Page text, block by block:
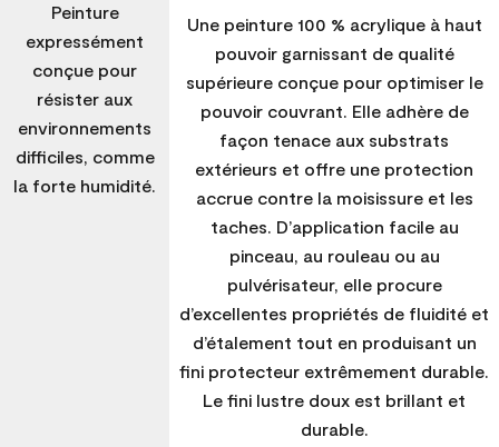
Peinture
expressément
conçue pour
résister aux
environnements
difficiles, comme
la forte humidité.
Une peinture 100 % acrylique à haut
pouvoir garnissant de qualité
supérieure conçue pour optimiser le
pouvoir couvrant. Elle adhère de
façon tenace aux substrats
extérieurs et offre une protection
accrue contre la moisissure et les
taches. D’application facile au
pinceau, au rouleau ou au
pulvérisateur, elle procure
d’excellentes propriétés de fluidité et
d’étalement tout en produisant un
fini protecteur extrêmement durable.
Le fini lustre doux est brillant et
durable.